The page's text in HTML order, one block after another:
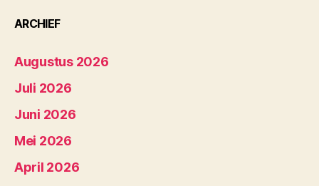
ARCHIEF
Augustus 2026
Juli 2026
Juni 2026
Mei 2026
April 2026